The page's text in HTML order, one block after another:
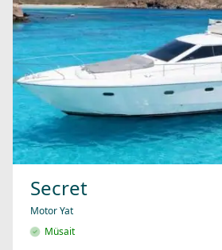
Secret
Motor Yat
Müsait